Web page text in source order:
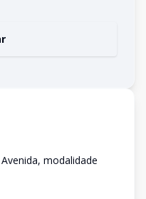
modalidade